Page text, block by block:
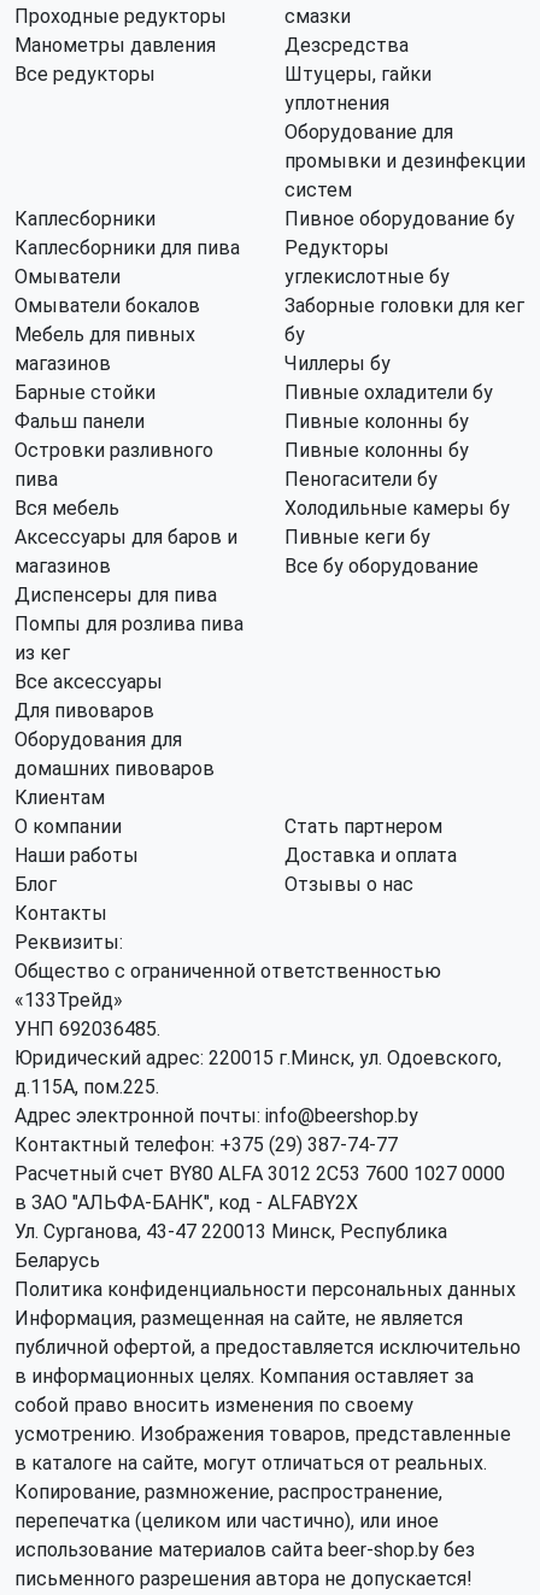
Проходные редукторы
Манометры давления
Все редукторы
смазки
Дезсредства
Штуцеры, гайки
уплотнения
Оборудование для
промывки и дезинфекции
систем
Каплесборники
Каплесборники для пива
Омыватели
Омыватели бокалов
Мебель для пивных
магазинов
Барные стойки
Фальш панели
Островки разливного
пива
Вся мебель
Аксессуары для баров и
магазинов
Диспенсеры для пива
Помпы для розлива пива
из кег
Все аксессуары
Для пивоваров
Оборудования для
домашних пивоваров
Пивное оборудование бу
Редукторы
углекислотные бу
Заборные головки для кег
бу
Чиллеры бу
Пивные охладители бу
Пивные колонны бу
Пивные колонны бу
Пеногасители бу
Холодильные камеры бу
Пивные кеги бу
Все бу оборудование
Клиентам
О компании
Стать партнером
Наши работы
Доставка и оплата
Блог
Отзывы о нас
Контакты
Реквизиты:
Общество с ограниченной ответственностью
«133Трейд»
УНП 692036485​.
Юридический адрес: 220015 г.Минск, ул. Одоевского,
д.115А, пом.225.
Адрес электронной почты: info@beershop.by
Контактный телефон: +375 (29) 387-74-77
Расчетный счет BY80 ALFA 3012 2C53 7600 1027 0000
в ЗАО "АЛЬФА-БАНК", код - ALFABY2X
Ул. Сурганова, 43-47 220013 Минск, Республика
Беларусь
Политика конфиденциальности персональных данных
Информация, размещенная на сайте, не является
публичной офертой, а предоставляется исключительно
в информационных целях. Компания оставляет за
собой право вносить изменения по своему
усмотрению. Изображения товаров, представленные
в каталоге на сайте, могут отличаться от реальных.
Копирование, размножение, распространение,
перепечатка (целиком или частично), или иное
использование материалов сайта beer-shop.by без
письменного разрешения автора не допускается!